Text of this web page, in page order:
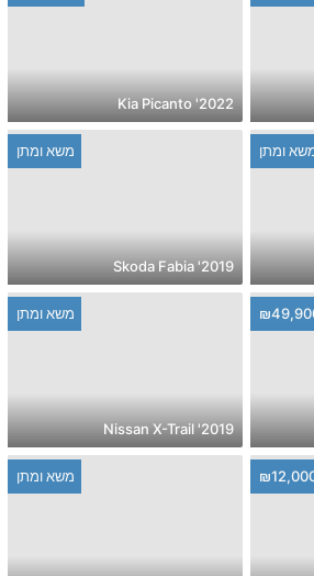
2022' Kia Picanto
ומתן משא ומתן
2019' Skoda Fabia
משא ומתן
2019' Nissan X-Trail
משא ומתן